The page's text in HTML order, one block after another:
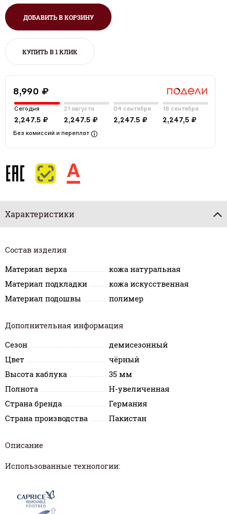
ДОБАВИТЬ В КОРЗИНУ
КУПИТЬ В 1 КЛИК
8,990 ₽
Сегодня
2,247.5 ₽
21 августа
2,247.5 ₽
04 сентября
2,247.5 ₽
18 сентября
2,247,5 ₽
Без комиссий и переплат
Характеристики
Состав изделия
Материал верха
кожа натуральная
Материал подкладки
кожа искусственная
Материал подошвы
полимер
Дополнительная информация
Сезон
демисезонный
Цвет
чёрный
Высота каблука
35 мм
Полнота
H-увеличенная
Страна бренда
Германия
Страна производства
Пакистан
Описание
Использованные технологии: